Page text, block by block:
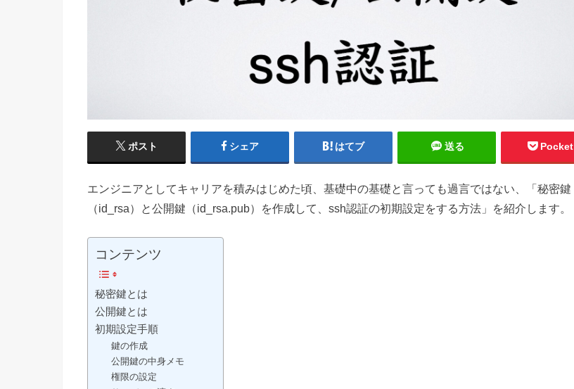
ポスト シェア はてブ 送る Pocket
エンジニアとしてキャリアを積みはじめた頃、基礎中の基礎と言っても過言ではない、「秘密鍵
（id_rsa）と公開鍵（id_rsa.pub）を作成して、ssh認証の初期設定をする方法」を紹介します。
コンテンツ
秘密鍵とは
公開鍵とは
初期設定手順
鍵の作成
公開鍵の中身メモ
権限の設定